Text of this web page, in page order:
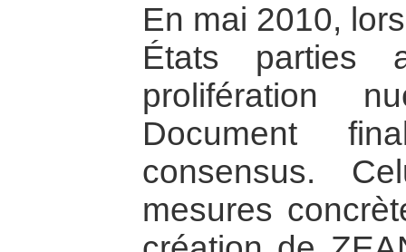
En mai 2010,
États parties
prolifération
Document
consensus.
mesures